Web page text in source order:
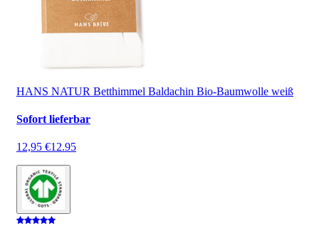
HANS NATUR Betthimmel Baldachin Bio-Baumwolle weiß
Sofort lieferbar
12,95 €12.95